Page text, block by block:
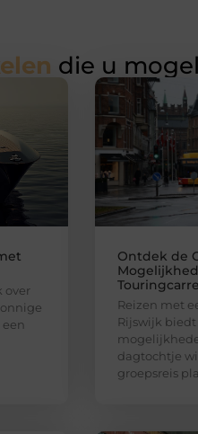
die u
over
een
Ontdek de
Reizen met
Rijswijk
dagtochtje
groepsreis